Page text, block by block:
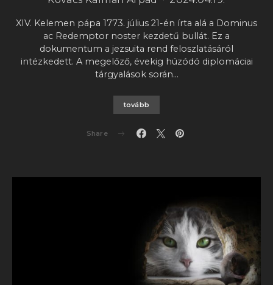
XIV. Kelemen pápa 1773. július 21-én írta alá a Dominus
ac Redemptor noster kezdetű bullát. Ez a
dokumentum a jezsuita rend feloszlatásáról
intézkedett. A megelőző, évekig húzódó diplomáciai
tárgyalások során…
tovább
Share